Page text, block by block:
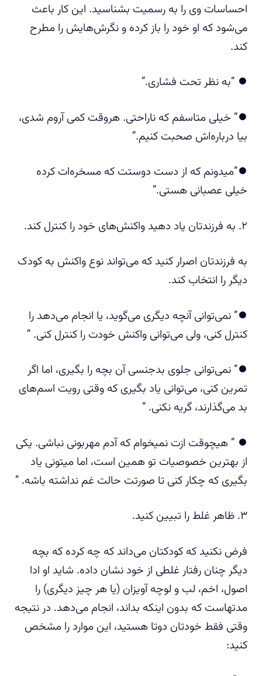
احساسات وی را به رسمیت بشناسید. این کار باعث
می‌شود که او خود را باز کرده و نگرش‌هایش را مطرح
کند.
⏺️ “به نظر تحت فشاری.”
⏺️” خیلی متاسفم که ناراحتی. هروقت کمی آروم شدی،
بیا درباره‌اش صحبت کنیم.”
⏺️”میدونم که از دست دوستت که مسخره‌ات کرده
خیلی عصبانی هستی.”
۲. به فرزندتان یاد دهید واکنش‌های خود را کنترل کند.
به فرزندتان اصرار کنید که می‌تواند نوع واکنش به کودک
دیگر را انتخاب کند.
⏺️” نمی‌توانی آنچه دیگری می‌گوید، یا انجام می‌دهد را
کنترل کنی، ولی می‌توانی واکنش خودت را کنترل کنی. “
⏺️” نمی‌توانی جلوی بدجنسی آن بچه را بگیری، اما اگر
تمرین کنی، می‌توانی یاد بگیری که وقتی رویت اسم‌های
بد می‌گذارند، گریه نکنی. “
⏺️ ” هیچوقت ازت نمیخوام که آدم مهربونی نباشی. یکی
از بهترین خصوصیات تو همین است، اما میتونی یاد
بگیری که چکار کنی تا صورتت حالت غم نداشته باشه. “
۳. ظاهر غلط را تبیین کنید.
فرض نکنید که کودکتان می‌داند که چه کرده که بچه
دیگر چنان رفتار غلطی از خود نشان داده. شاید او ادا
اصول، اخم، لب و لوچه آویزان (یا هر چیز دیگری) را
مدتهاست که بدون اینکه بداند، انجام می‌دهد. در نتیجه
وقتی فقط خودتان دوتا هستید، این موارد را مشخص
کنید: